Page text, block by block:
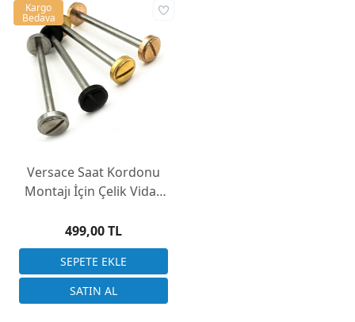
Versace Saat Kordonu
Montajı İçin Çelik Vidalı
499,00 TL
Kargo
Bedava